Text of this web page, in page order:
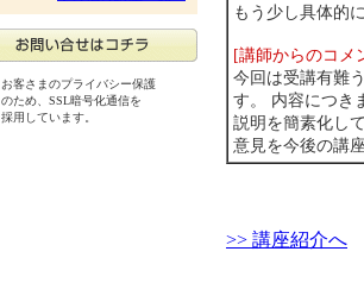
お客さまのプライバシー保護
のため、SSL暗号化通信を
採用しています。
もう少し具体的
[講師からのコメ
今回は受講有難
す。 内容につき
説明を簡素化し
意見を今後の講
>> 講座紹介へ